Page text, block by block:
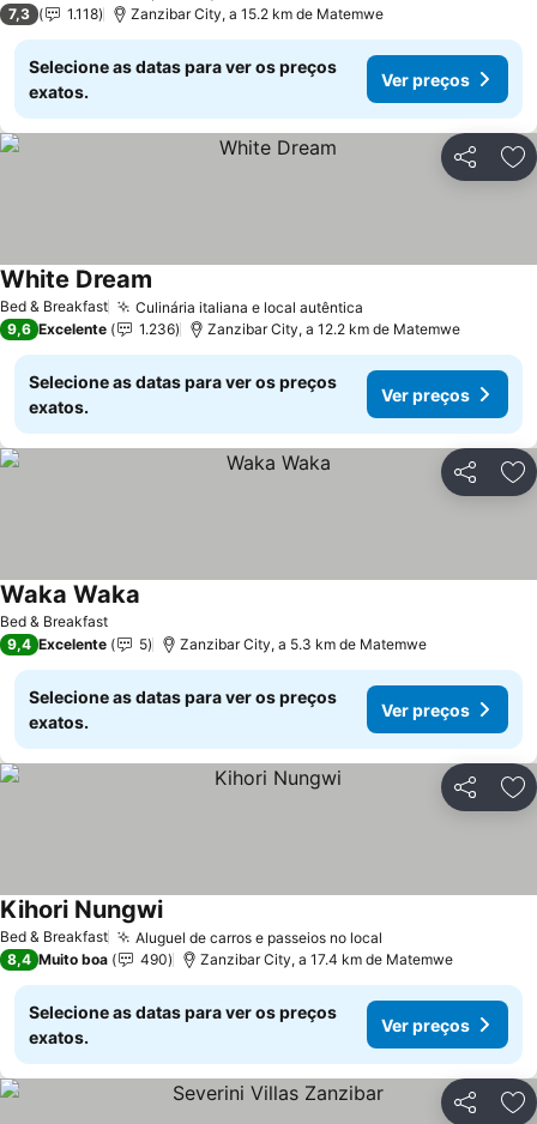
7,3 1.118 Zanzibar City, a 15.2 km de Matemwe
Selecione as datas para ver os preços
exatos.
Ver preços
Partilhar
Bed & Breakfast Culinária italiana e local autêntica
White Dream
9,6 Excelente 1.236 Zanzibar City, a 12.2 km de Matemwe
Selecione as datas para ver os preços
exatos.
Ver preços
Partilhar
Bed & Breakfast
Waka Waka
9,4 Excelente 5 Zanzibar City, a 5.3 km de Matemwe
Selecione as datas para ver os preços
exatos.
Ver preços
Partilhar
Bed & Breakfast Aluguel de carros e passeios no local
Kihori NungwiVer preços
8,4 Muito boa 490 Zanzibar City, a 17.4 km de Matemwe
Selecione as datas para ver os preços
exatos.
Ver preços
Partilhar